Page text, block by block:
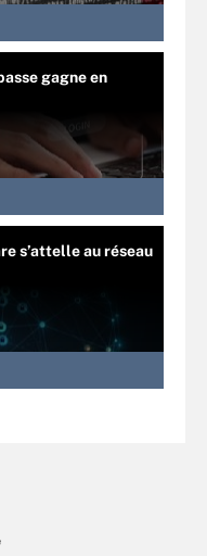
gagne en
s’attelle au réseau